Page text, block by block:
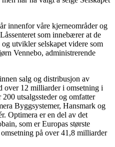
innenfor våre kjerneområder og
som innebærer at de
utvikler selskapet videre som
Vennebo, administrerende
salg og distribusjon av
over 12 milliarder i omsetning i
utsalgssteder og omfatter
Byggsystemer, Hansmark og
Optimera er en del av det
som er Europas største
på over 41,8 milliarder